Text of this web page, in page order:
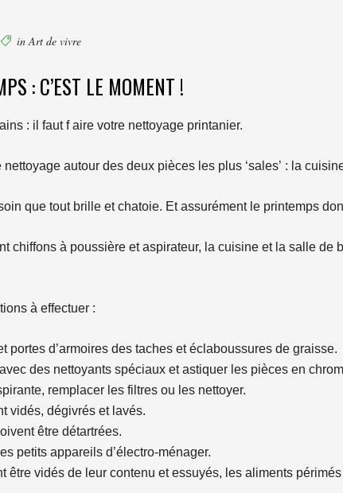
inArt de vivre
: C’EST LE MOMENT !
: il faut f aire votre nettoyage printanier.
autour des deux pièces les plus ‘sales’ : la
que tout brille et chatoie. Et assurément le printemps
chiffons à poussière et aspirateur, la cuisine et la salle de
à effectuer :
portes d’armoires des taches et éclaboussures de graisse.
des nettoyants spéciaux et astiquer les pièces en
remplacer les filtres ou les nettoyer.
vidés, dégivrés et lavés.
être détartrées.
petits appareils d’électro-ménager.
être vidés de leur contenu et essuyés, les aliments